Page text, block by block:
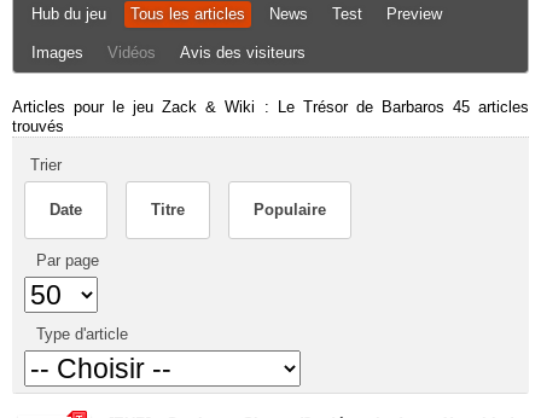
Hub du jeu Tous les articles News Test Preview
Images Vidéos Avis des visiteurs
Articles pour le jeu Zack & Wiki : Le Trésor de Barbaros 45 articles
trouvés
Trier
Date Titre Populaire
Par page
Type d'article